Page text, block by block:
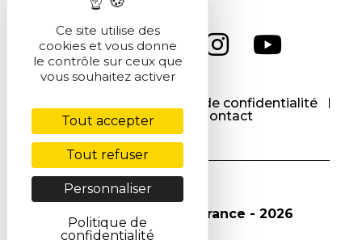
Politique de confidentialité
Cookies
Contact
© Société Chimique de France - 2026
Ce site utilise des
cookies et vous donne
le contrôle sur ceux que
vous souhaitez activer
Tout accepter
Tout refuser
Personnaliser
Politique de
confidentialité